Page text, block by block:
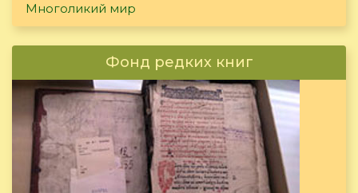
Многоликий мир
Фонд редких книг